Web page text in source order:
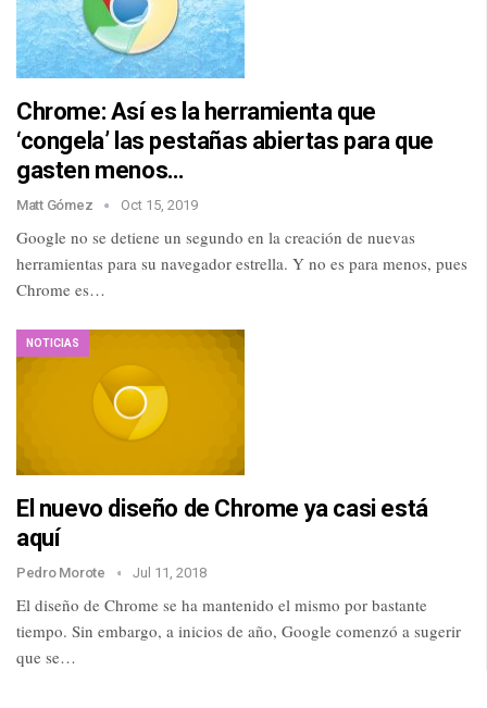
Chrome: Así es la herramienta que
‘congela’ las pestañas abiertas para que
gasten menos…
Matt Gómez Oct 15, 2019
Google no se detiene un segundo en la creación de nuevas
herramientas para su navegador estrella. Y no es para menos, pues
Chrome es…
NOTICIAS
El nuevo diseño de Chrome ya casi está
aquí
Pedro Morote Jul 11, 2018
El diseño de Chrome se ha mantenido el mismo por bastante
tiempo. Sin embargo, a inicios de año, Google comenzó a sugerir
que se…